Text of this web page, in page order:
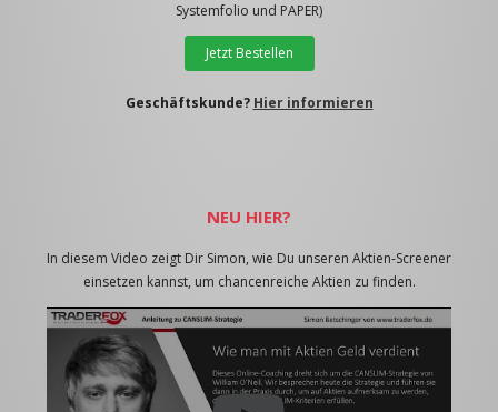
Systemfolio und PAPER)
Jetzt Bestellen
Geschäftskunde? Hier informieren
NEU HIER?
In diesem Video zeigt Dir Simon, wie Du unseren Aktien-Screener
einsetzen kannst, um chancenreiche Aktien zu finden.